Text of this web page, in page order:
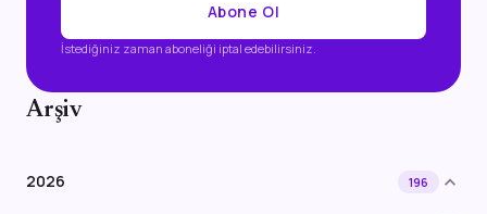
Abone Ol
İstediğiniz zaman aboneliği iptal edebilirsiniz.
Arşiv
2026 196 expand_more